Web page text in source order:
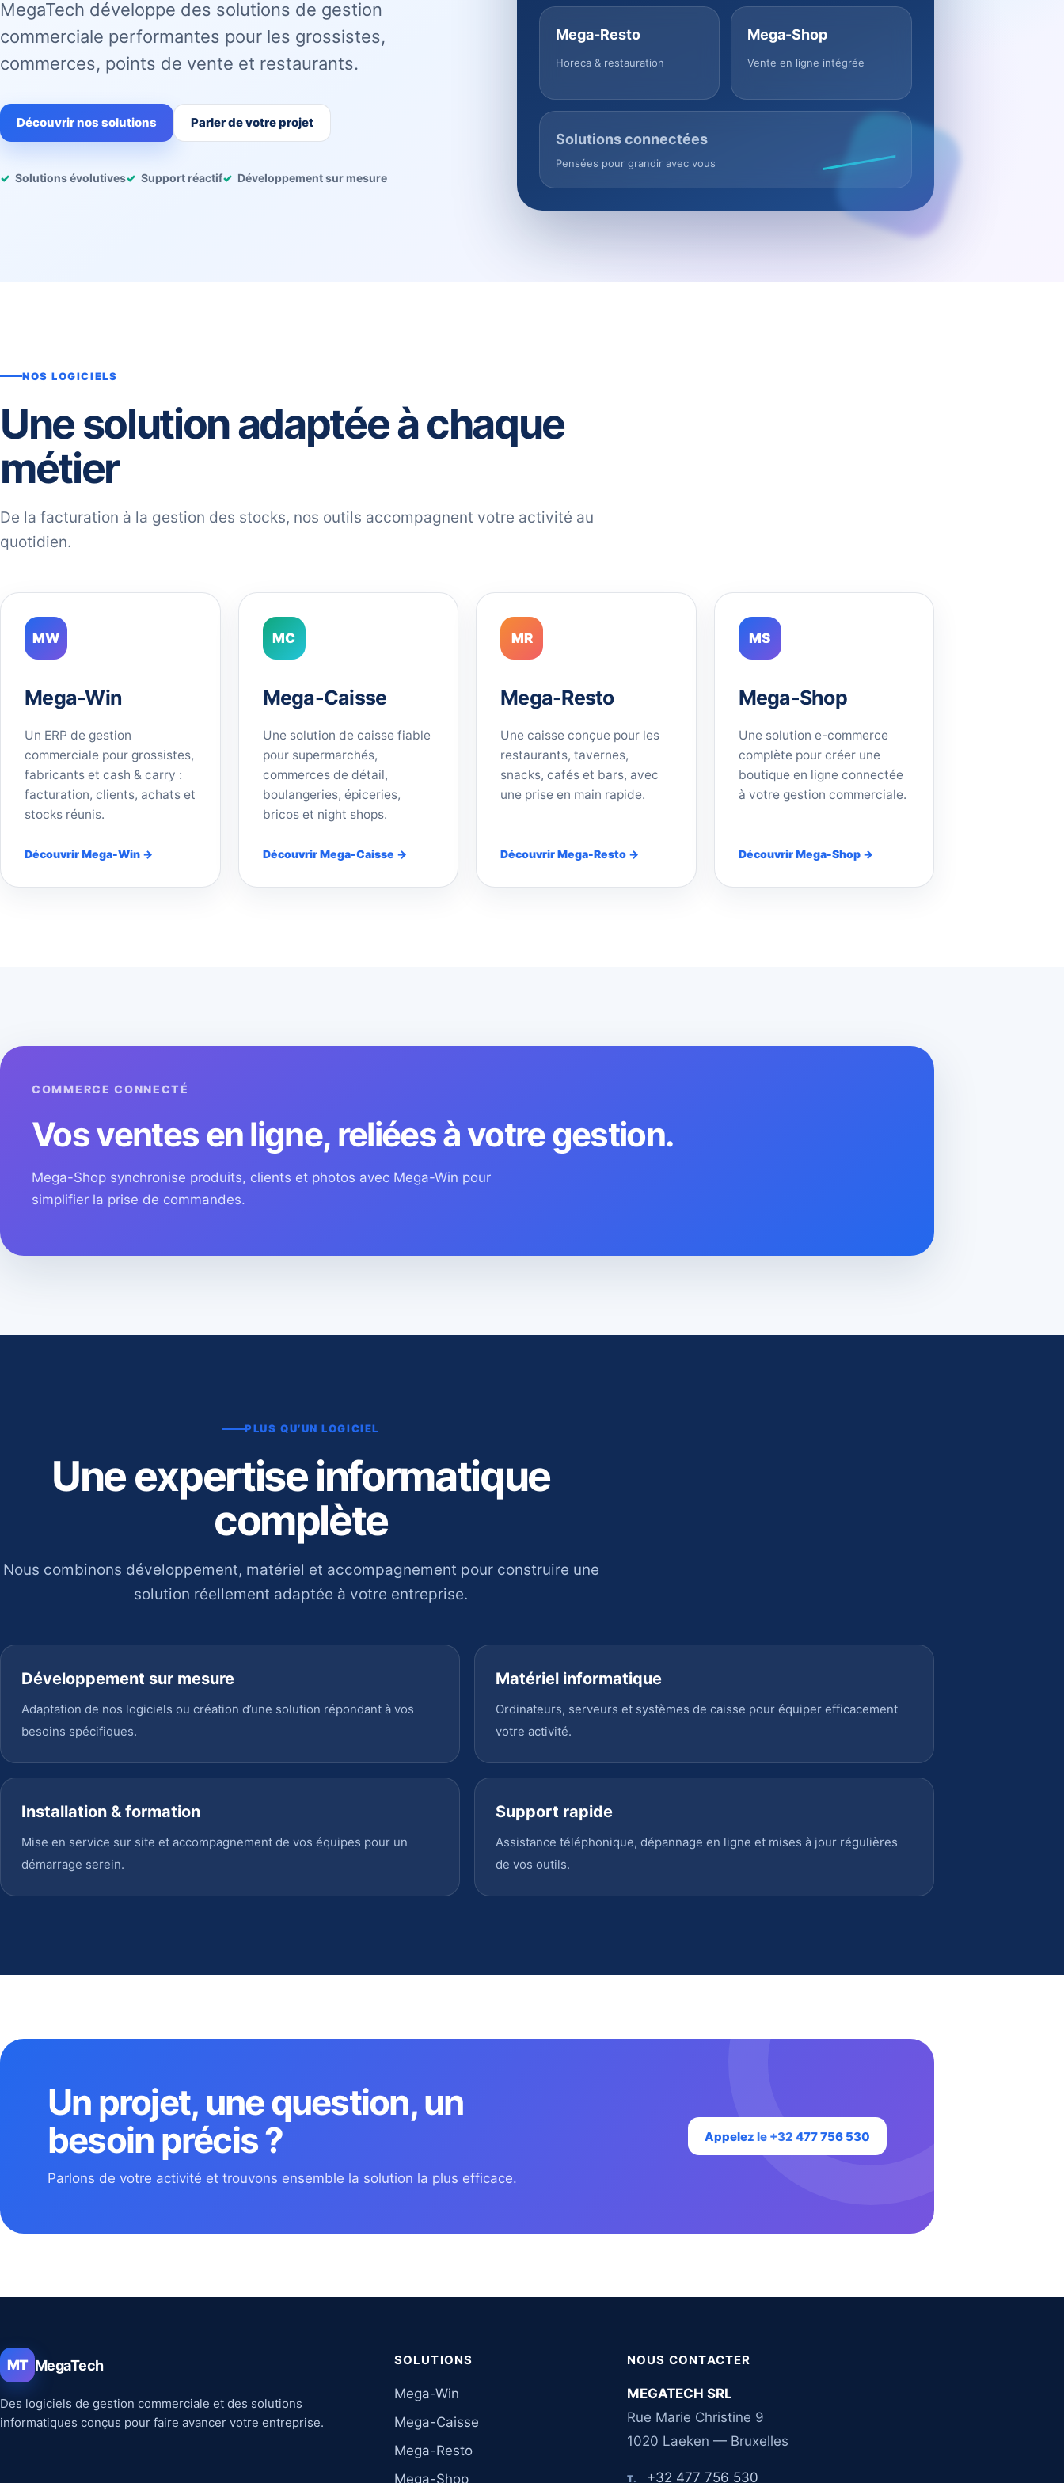
MegaTech développe des solutions de gestion
commerciale performantes pour les grossistes,
commerces, points de vente et restaurants.
Découvrir nos solutions Parler de votre projet
Solutions évolutives Support réactif Développement sur mesure
Mega-Resto
Horeca & restauration
Mega-Shop
Vente en ligne intégrée
Solutions connectées
Pensées pour grandir avec vous
NOS LOGICIELS
Une solution adaptée à chaque
métier
De la facturation à la gestion des stocks, nos outils accompagnent votre activité au
quotidien.
MW
Mega-Win
Un ERP de gestion
commerciale pour grossistes,
fabricants et cash & carry :
facturation, clients, achats et
stocks réunis.
Découvrir Mega-Win →
MC
Mega-Caisse
Une solution de caisse fiable
pour supermarchés,
commerces de détail,
boulangeries, épiceries,
bricos et night shops.
Découvrir Mega-Caisse →
MR
Mega-Resto
Une caisse conçue pour les
restaurants, tavernes,
snacks, cafés et bars, avec
une prise en main rapide.
Découvrir Mega-Resto →
MS
Mega-Shop
Une solution e-commerce
complète pour créer une
boutique en ligne connectée
à votre gestion commerciale.
Découvrir Mega-Shop →
COMMERCE CONNECTÉ
Vos ventes en ligne, reliées à votre gestion.
Mega-Shop synchronise produits, clients et photos avec Mega-Win pour
simplifier la prise de commandes.
PLUS QU’UN LOGICIEL
Une expertise informatique
complète
Nous combinons développement, matériel et accompagnement pour construire une
solution réellement adaptée à votre entreprise.
Développement sur mesure
Adaptation de nos logiciels ou création d’une solution répondant à vos
besoins spécifiques.
Matériel informatique
Ordinateurs, serveurs et systèmes de caisse pour équiper efficacement
votre activité.
Installation & formation
Mise en service sur site et accompagnement de vos équipes pour un
démarrage serein.
Support rapide
Assistance téléphonique, dépannage en ligne et mises à jour régulières
de vos outils.
Un projet, une question, un
besoin précis ?
Parlons de votre activité et trouvons ensemble la solution la plus efficace.
Appelez le +32 477 756 530
MT MegaTech
Des logiciels de gestion commerciale et des solutions
informatiques conçus pour faire avancer votre entreprise.
SOLUTIONS
Mega-Win
Mega-Caisse
Mega-Resto
Mega-Shop
NOUS CONTACTER
MEGATECH SRL
Rue Marie Christine 9
1020 Laeken — Bruxelles
T. +32 477 756 530